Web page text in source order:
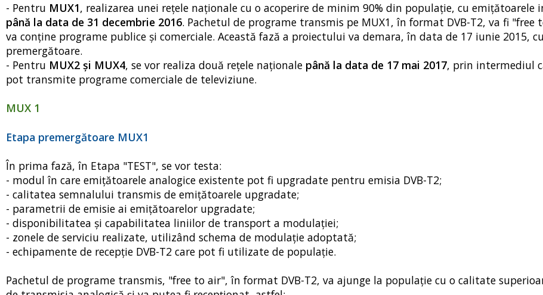
- Pentru MUX1, realizarea unei reţele naţionale cu o acoperire de minim 90% din populaţie, cu emiţătoarele
până la data de 31 decembrie 2016. Pachetul de programe transmis pe MUX1, în format DVB-T2, va fi "free
va conţine programe publice şi comerciale. Această fază a proiectului va demara, în data de 17 iunie 2015,
premergătoare.
- Pentru MUX2 şi MUX4, se vor realiza două reţele naţionale până la data de 17 mai 2017, prin intermediul
pot transmite programe comerciale de televiziune.
MUX 1
Etapa premergătoare MUX1
În prima fază, în Etapa "TEST", se vor testa:
- modul în care emiţătoarele analogice existente pot fi upgradate pentru emisia DVB-T2;
- calitatea semnalului transmis de emiţătoarele upgradate;
- parametrii de emisie ai emiţătoarelor upgradate;
- disponibilitatea şi capabilitatea liniilor de transport a modulaţiei;
- zonele de serviciu realizate, utilizând schema de modulaţie adoptată;
- echipamente de recepţie DVB-T2 care pot fi utilizate de populaţie.
Pachetul de programe transmis, "free to air", în format DVB-T2, va ajunge la populaţie cu o calitate